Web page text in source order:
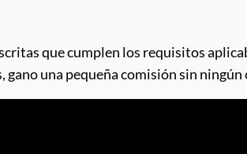
que cumplen los requisitos
una pequeña comisión sin